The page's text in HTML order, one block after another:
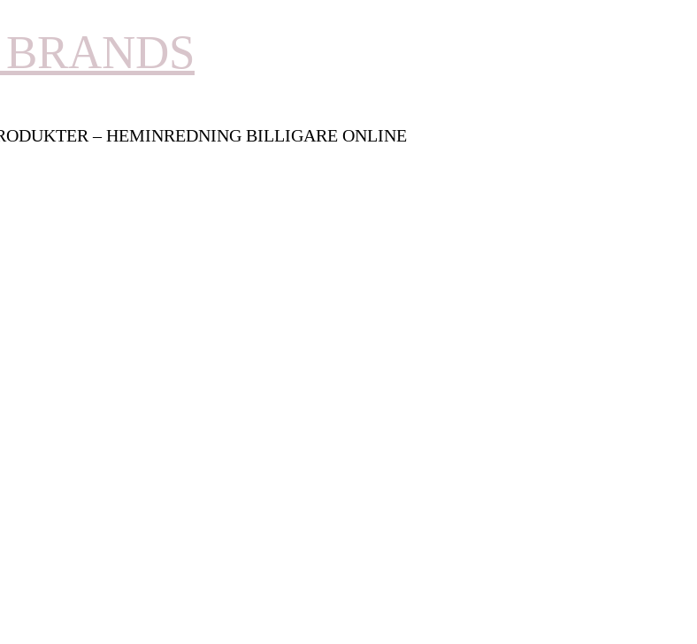
– HEMINREDNING BILLIGARE ONLINE